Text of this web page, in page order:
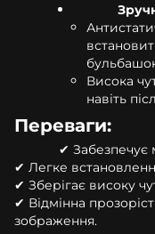
Висока
навіть
Переваги:
✔ Забезпечує
✔ Легке
✔ Зберігає високу
✔ Відмінна
зображення.